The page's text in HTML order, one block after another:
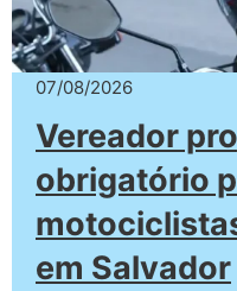
07/08/2026
Vereador
obrigatório
em Salvador